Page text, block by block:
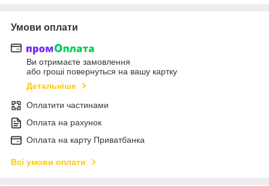
Умови оплати
Ви отримаєте замовлення
або гроші повернуться на вашу картку
Детальніше
Оплатити частинами
Оплата на рахунок
Оплата на карту Приватбанка
Всі умови оплати